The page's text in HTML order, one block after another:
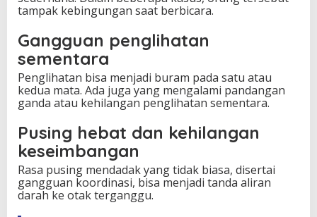
tampak kebingungan saat berbicara.
Gangguan penglihatan
sementara
Penglihatan bisa menjadi buram pada satu atau
kedua mata. Ada juga yang mengalami pandangan
ganda atau kehilangan penglihatan sementara.
Pusing hebat dan kehilangan
keseimbangan
Rasa pusing mendadak yang tidak biasa, disertai
gangguan koordinasi, bisa menjadi tanda aliran
darah ke otak terganggu.